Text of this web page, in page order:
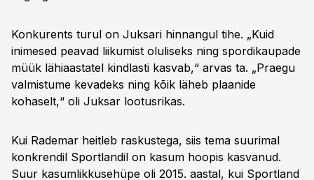
Konkurents turul on Juksari hinnangul tihe. „Kuid
inimesed peavad liikumist oluliseks ning spordikaupade
müük lähiaastatel kindlasti kasvab,“ arvas ta. „Praegu
valmistume kevadeks ning kõik läheb plaanide
kohaselt,“ oli Juksar lootusrikas.
Kui Rademar heitleb raskustega, siis tema suurimal
konkrendil Sportlandil on kasum hoopis kasvanud.
Suur kasumlikkusehüpe oli 2015. aastal, kui Sportland